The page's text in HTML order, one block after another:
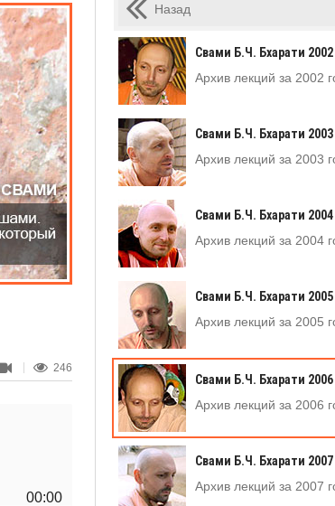
246
00:00
Назад
Свами Б.Ч. Бхарати 2002
Архив лекций за 2002
Свами Б.Ч. Бхарати 2003
Архив лекций за 2003
Свами Б.Ч. Бхарати 2004
Архив лекций за 2004
Свами Б.Ч. Бхарати 2005
Архив лекций за 2005
Свами Б.Ч. Бхарати 2006
Архив лекций за 2006
Свами Б.Ч. Бхарати 2007
Архив лекций за 2007